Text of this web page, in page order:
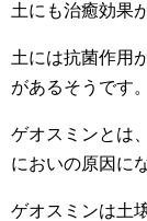
土にも治癒効果
土には抗菌作用
があるそうです。
ゲオスミンとは
においの原因に
ゲオスミンは土